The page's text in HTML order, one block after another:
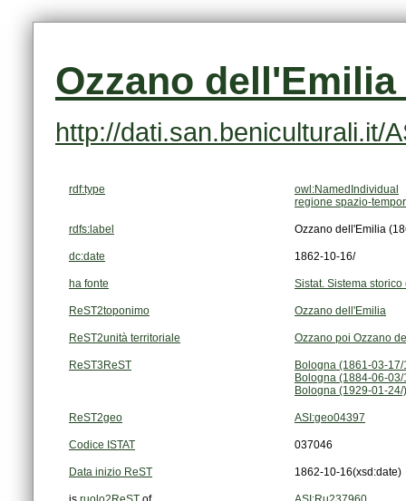
Ozzano dell'Emilia
http://dati.san.beniculturali.it/
rdf:type
owl:NamedIndividual
regione spazio-
rdfs:label Ozzano dell'Emilia
dc:date 1862-10-16/
ha fonte Sistat. Sistema
ReST2toponimo Ozzano dell'Emilia
ReST2unità territoriale Ozzano poi Ozzano
ReST3ReST
Bologna (1861-03-
Bologna (1884-06-
Bologna (1929-01-24/)
ReST2geo ASI:geo04397
Codice ISTAT 037046
Data inizio ReST 1862-10-16(xsd:date)